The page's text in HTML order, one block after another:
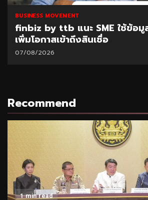
BUSINESS MOVEMENT
finbiz by ttb แนะ SME ใช้ข้อมู
เพิ่มโอกาสเข้าถึงสินเชื่อ
07/08/2026
Recommend
1 min read